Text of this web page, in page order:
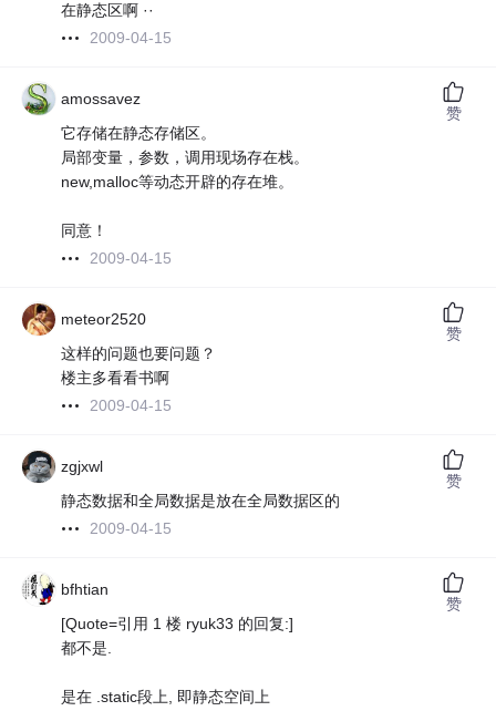
在静态区啊 ··
2009-04-15
amossavez
它存储在静态存储区。
局部变量，参数，调用现场存在栈。
new,malloc等动态开辟的存在堆。
同意！
2009-04-15
赞
meteor2520
这样的问题也要问题？
楼主多看看书啊
2009-04-15
赞
zgjxwl
静态数据和全局数据是放在全局数据区的
2009-04-15
赞
bfhtian
[Quote=引用 1 楼 ryuk33 的回复:]
都不是.
是在 .static段上, 即静态空间上
赞